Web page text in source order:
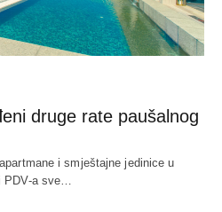
druge rate paušalnog
i smještajne jedinice u
a sve…